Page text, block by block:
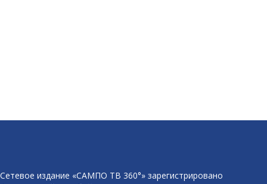
Сетевое издание «САМПО ТВ 360°» зарегистрировано